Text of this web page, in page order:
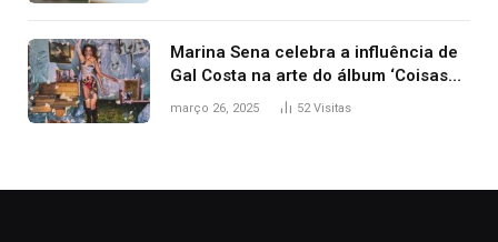
Marina Sena celebra a influência de
Gal Costa na arte do álbum ‘Coisas
naturais’
março 26, 2025 52Visitas